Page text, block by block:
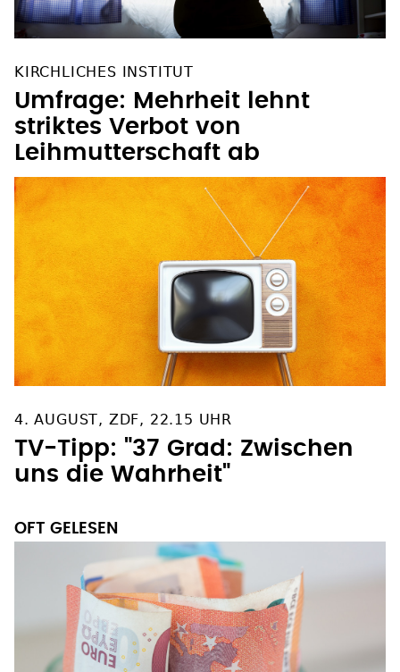
KIRCHLICHES INSTITUT
Umfrage: Mehrheit lehnt
striktes Verbot von
Leihmutterschaft ab
4. AUGUST, ZDF, 22.15 UHR
TV-Tipp: "37 Grad: Zwischen
uns die Wahrheit"
OFT GELESEN